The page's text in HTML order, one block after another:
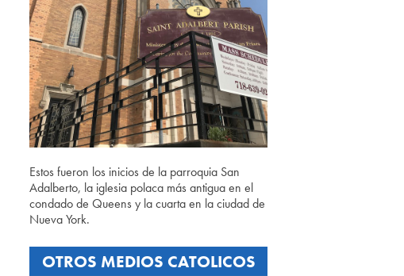
Estos fueron los inicios de la parroquia San
Adalberto, la iglesia polaca más antigua en el
condado de Queens y la cuarta en la ciudad de
Nueva York.
OTROS MEDIOS CATOLICOS